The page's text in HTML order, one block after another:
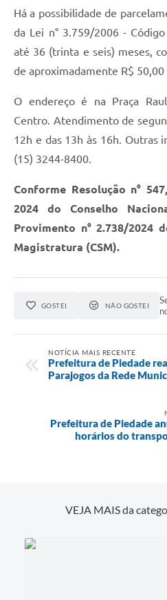
Há a possibilidade de
da Lei n° 3.759/2006 -
até 36 (trinta e seis) meses,
de aproximadamente R$
O endereço é na Praça
Centro. Atendimento de
12h e das 13h às 16h. Outras
(15) 3244-8400.
Conforme Resolução n°
2024 do Conselho
Provimento n° 2.738/2024
Magistratura (CSM).
GOSTEI NÃO GOSTEI
NOTÍCIA MAIS RECENTE
Prefeitura de Piedade
Parajogos da Rede
Prefeitura de Piedade
horários do
VEJA MAIS da